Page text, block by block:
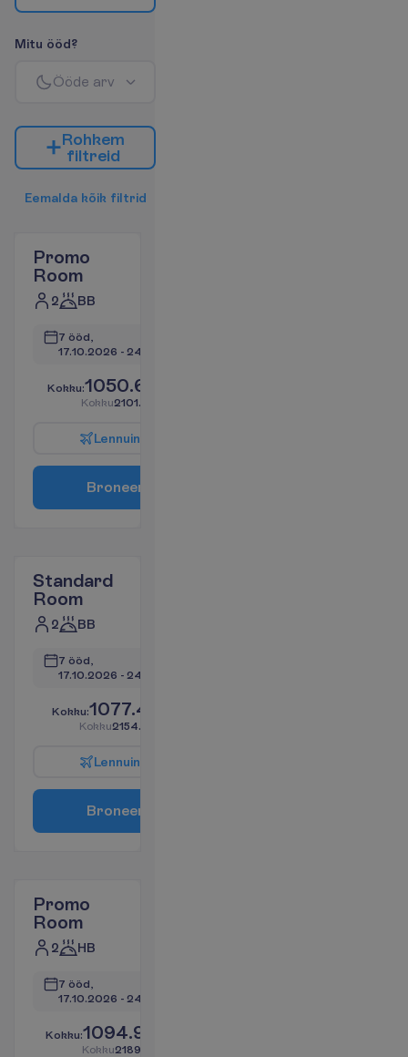
Mitu ööd?
Ööde arv
Rohkem
filtreid
Eemalda kõik filtrid
Promo
Room
2 BB
7 ööd,
17.10.2026 - 24.10.2026
Kokku:1050.67
Kokku2101.34
Lennuin
Broneer
Standard
Room
2 BB
7 ööd,
17.10.2026 - 24.10.2026
Kokku:1077.41
Kokku2154.82
Lennuin
Broneer
Promo
Room
2 HB
7 ööd,
17.10.2026 - 24.10.2026
Kokku:1094.96
Kokku2189.91